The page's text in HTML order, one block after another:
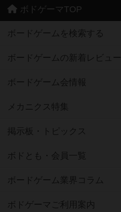
ボドゲーマTOP
ボードゲームを検索する
ボードゲームの新着レビュー
ボードゲーム会情報
メカニクス特集
掲示板・トピックス
ボドとも・会員一覧
ボードゲーム業界コラム
ボドゲーマご利用案内